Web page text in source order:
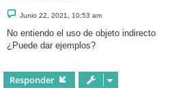
M
e
s
a
Junio 22, 2021, 10:53 am
No entiendo el uso de objeto indirecto
¿Puede dar ejemplos?
Responder